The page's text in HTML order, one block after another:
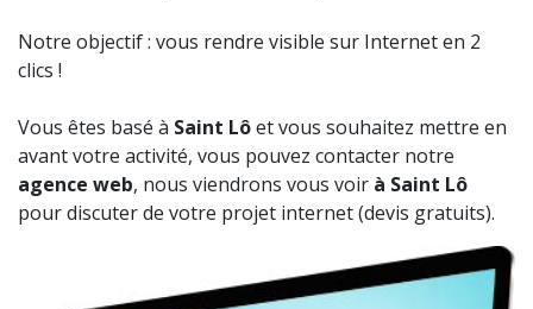
Notre objectif : vous rendre visible sur Internet en 2
clics !
Vous êtes basé à Saint Lôet vous souhaitez mettre en
avant votre activité, vous pouvez contacter notre
agence web, nous viendrons vous voir à Saint Lô
pour discuter de votre projet internet (devis gratuits).